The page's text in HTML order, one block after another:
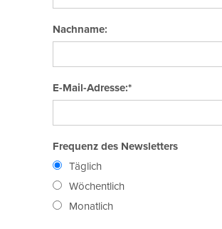
Nachname:
E-Mail-Adresse:*
Frequenz des Newsletters
Täglich
Wöchentlich
Monatlich